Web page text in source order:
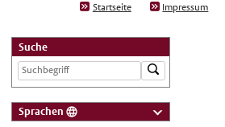
Startseite Impressum
Suche
Sprachen